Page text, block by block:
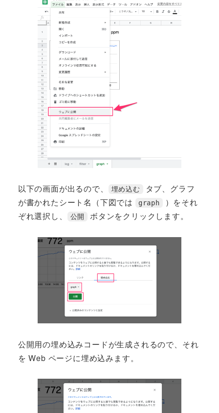
以下の画面が出るので、 埋め込む
タブ、グラフ
が書かれたシート名（下図では
graph
）をそれ
ぞれ選択し、
公開 ボタンをクリックします。
公開用の埋め込みコードが生成されるので、それ
を Web ページに埋め込みます。